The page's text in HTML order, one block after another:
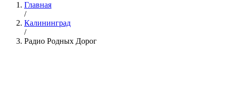
Главная
/
Калининград
/
Радио Родных Дорог